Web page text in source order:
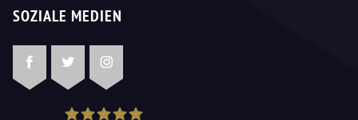
SOZIALE MEDIEN
FacebookTwitterInstagram